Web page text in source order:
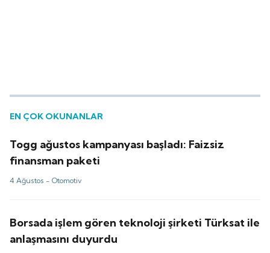
EN ÇOK OKUNANLAR
Togg ağustos kampanyası başladı: Faizsiz
finansman paketi
4 Ağustos -Otomotiv
Borsada işlem gören teknoloji şirketi Türksat ile
anlaşmasını duyurdu